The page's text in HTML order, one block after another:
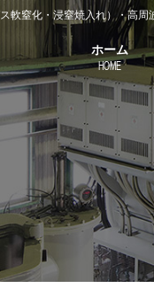
軟窒化・浸窒焼入れ）・高周
ホーム
HOME